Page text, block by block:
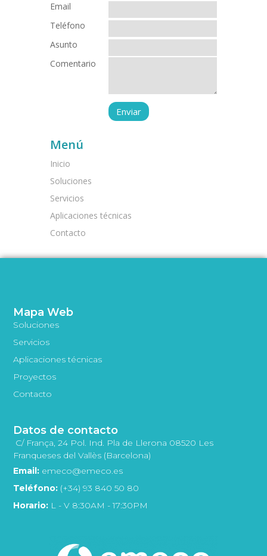
Email
Teléfono
Asunto
Comentario
Menú
Inicio
Soluciones
Servicios
Aplicaciones técnicas
Contacto
Mapa Web
Soluciones
Servicios
Aplicaciones técnicas
Proyectos
Contacto
Datos de contacto
C/ França, 24 Pol. Ind. Pla de Llerona 08520 Les
Franqueses del Vallès (Barcelona)
Email: emeco@emeco.es
Teléfono: (+34) 93 840 50 80
Horario: L - V 8:30AM - 17:30PM